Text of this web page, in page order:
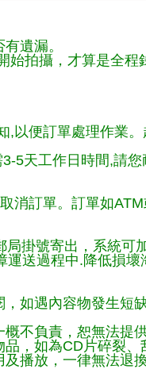
遺漏。
拍攝，才算是全程
,以便訂單處理作業
5天工作日時間,請您
消訂單。訂單如
掛號寄出，系統可
送過程中.降低損壞
如遇內容物發生短
不負責，恕無法提供
，如為CD片碎裂
播放，一律無法退